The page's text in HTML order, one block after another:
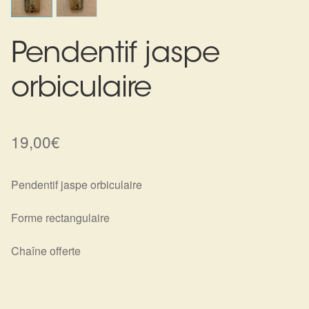
Harmonisation de l’être
Harmonisation des lieux
Soin beauté
Pendentif jaspe
orbiculaire
19,00€
Pendentif jaspe orbiculaire
Forme rectangulaire
Chaîne offerte